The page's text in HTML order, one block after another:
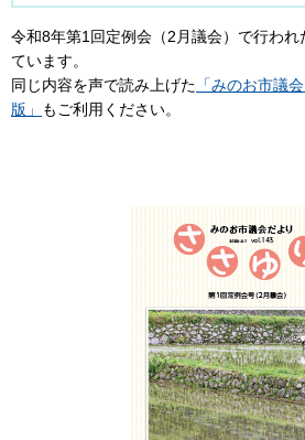
令和8年第1回定例会（2月議会）で行われ
ています。
同じ内容を声で読み上げた 「みのお市議
版」
もご利用ください。